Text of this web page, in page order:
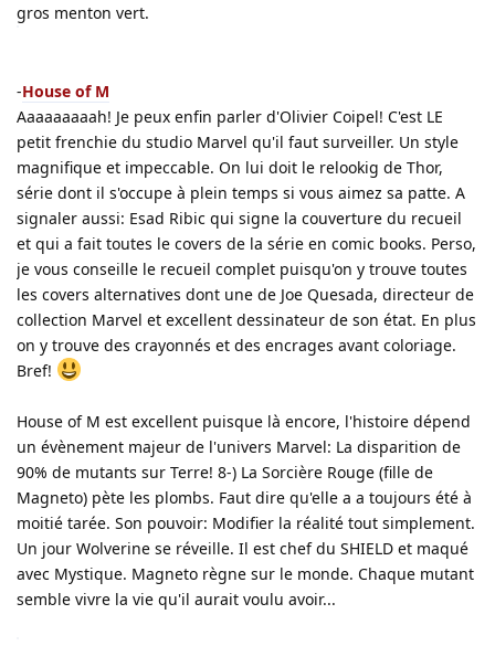
gros menton vert.
-House of M
Aaaaaaaaah! Je peux enfin parler d'Olivier Coipel! C'est LE
petit frenchie du studio Marvel qu'il faut surveiller. Un style
magnifique et impeccable. On lui doit le relookig de Thor,
série dont il s'occupe à plein temps si vous aimez sa patte. A
signaler aussi: Esad Ribic qui signe la couverture du recueil
et qui a fait toutes le covers de la série en comic books. Perso,
je vous conseille le recueil complet puisqu'on y trouve toutes
les covers alternatives dont une de Joe Quesada, directeur de
collection Marvel et excellent dessinateur de son état. En plus
on y trouve des crayonnés et des encrages avant coloriage.
Bref!
House of M est excellent puisque là encore, l'histoire dépend
un évènement majeur de l'univers Marvel: La disparition de
90% de mutants sur Terre! 8-) La Sorcière Rouge (fille de
Magneto) pète les plombs. Faut dire qu'elle a a toujours été à
moitié tarée. Son pouvoir: Modifier la réalité tout simplement.
Un jour Wolverine se réveille. Il est chef du SHIELD et maqué
avec Mystique. Magneto règne sur le monde. Chaque mutant
semble vivre la vie qu'il aurait voulu avoir...